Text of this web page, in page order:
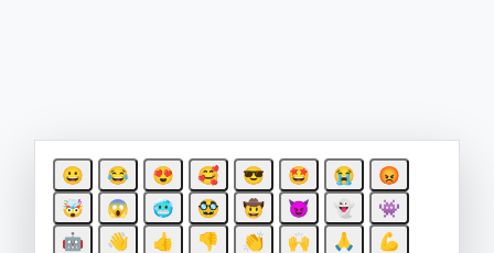
😀 😂 😍 🥰 😎 🤩 😭
😡
🤯
😱 🥶 🥸 🤠 😈 👻
👾
🤖
👋 👍 👎 👏 🙌 🙏
💪
Результаты поиска
для: "🌟"